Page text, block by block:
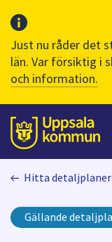
Just nu råder det
län. Var försiktig i
och information.
Till sidans
huvudinnehåll
Hitta
Gällande